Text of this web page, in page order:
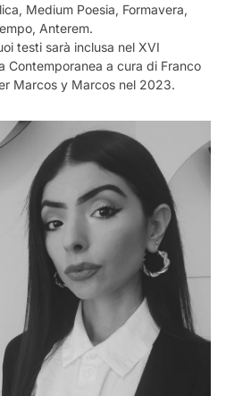
Medium Poesia, Formavera,
Anterem.
testi sarà inclusa nel XVI
Contemporanea a cura di Franco
Marcos y Marcos nel 2023.